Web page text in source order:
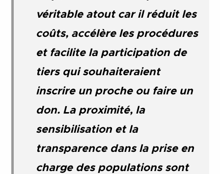
véritable atout car il réduit les
coûts, accélère les procédures
et facilite la participation de
tiers qui souhaiteraient
inscrire un proche ou faire un
don. La proximité, la
sensibilisationet la
transparence dans la prise en
charge des populationssont